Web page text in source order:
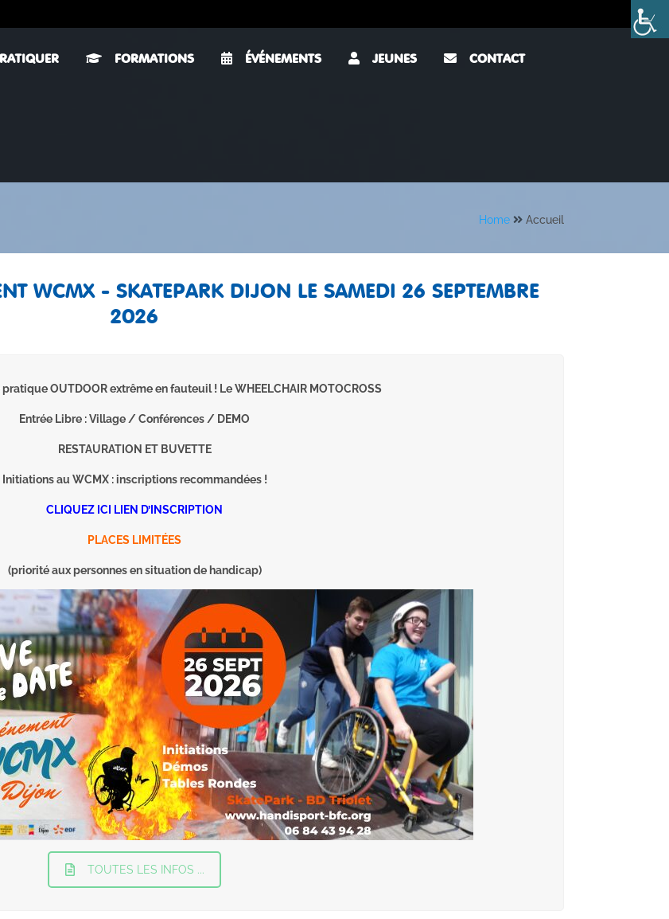
FORMATIONS ÉVÉNEMENTS JEUNES CONTACT
Home Accueil
WCMX - SKATEPARK DIJON LE SAMEDI 26 SEPTEMBRE
2026
OUTDOOR extrême en fauteuil ! Le WHEELCHAIR MOTOCROSS
Entrée Libre : Village / Conférences / DEMO
RESTAURATION ET BUVETTE
Initiations au WCMX : inscriptions recommandées !
CLIQUEZ ICI LIEN D’INSCRIPTION
PLACES LIMITÉES
(priorité aux personnes en situation de handicap)
TOUTES LES INFOS ...